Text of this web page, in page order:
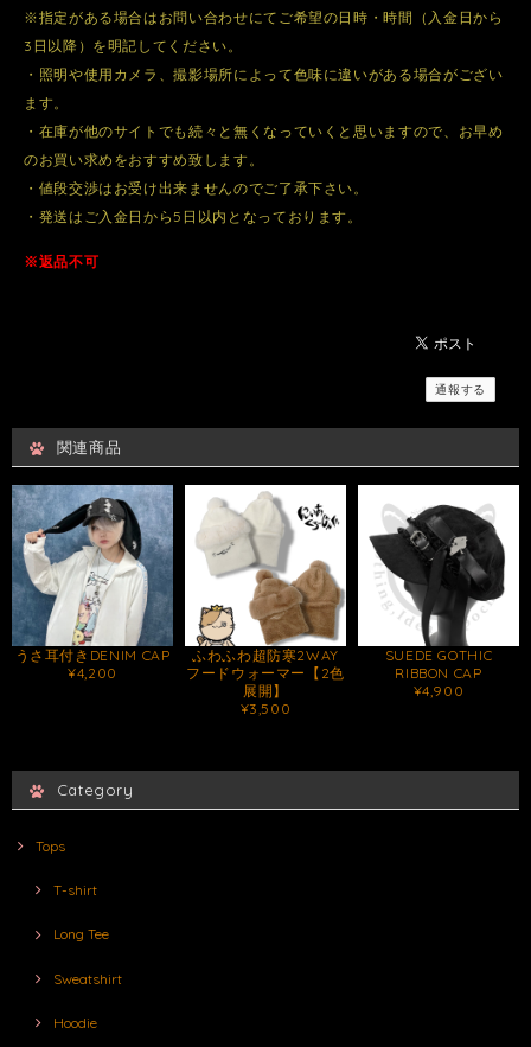
※指定がある場合はお問い合わせにてご希望の日時・時間（入金日から
3日以降）を明記してください。
・照明や使用カメラ、撮影場所によって色味に違いがある場合がござい
ます。
・在庫が他のサイトでも続々と無くなっていくと思いますので、お早め
のお買い求めをおすすめ致します。
・値段交渉はお受け出来ませんのでご了承下さい。
・発送はご入金日から5日以内となっております。
※返品不可
通報する
関連商品
うさ耳付きDENIM CAP
¥4,200
ふわふわ超防寒2WAY
フードウォーマー【2色
展開】
¥3,500
SUEDE GOTHIC
RIBBON CAP
¥4,900
Category
Tops
T-shirt
Long Tee
Sweatshirt
Hoodie